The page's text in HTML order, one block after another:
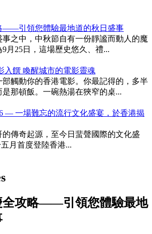
——引領您體驗最地道的秋日盛事
之中，中秋節自有一份靜謐而動人的魔
月25日，這場歷史悠久、禮...
入饌 喚醒城市的電影靈魂
部觸動你的香港電影。你最記得的，多半
那頓飯。一碗熱湯在狹窄的桌...
— 一場難忘的流行文化盛宴，於香港揭
的傳奇起源，至今日蜚聲國際的文化盛
月首度登陸香港...
全攻略——引領您體驗最地